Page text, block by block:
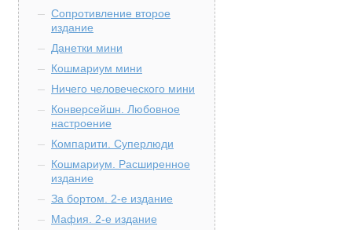
Сопротивление второе
издание
Данетки мини
Кошмариум мини
Ничего человеческого мини
Конверсейшн. Любовное
настроение
Компарити. Суперлюди
Кошмариум. Расширенное
издание
За бортом. 2-е издание
Мафия. 2-е издание